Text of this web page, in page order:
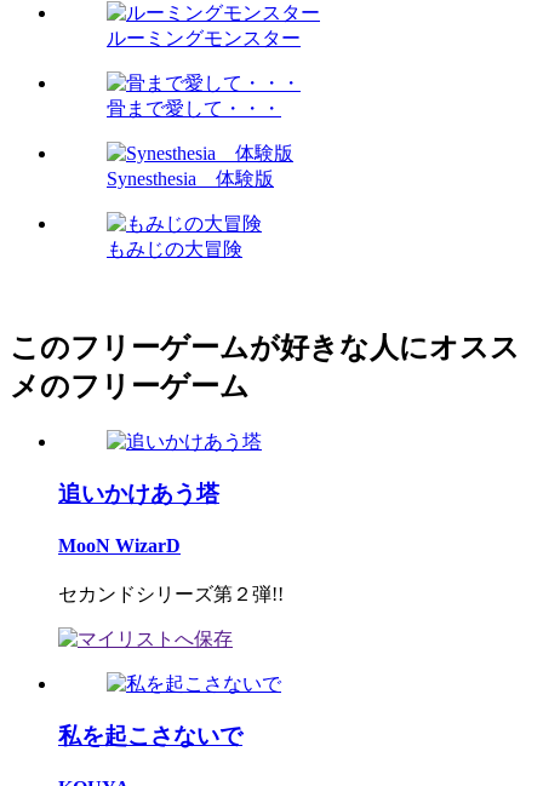
ルーミングモンスター
骨まで愛して・・・
Synesthesia 体験版
もみじの大冒険
このフリーゲームが好きな人にオスス
メのフリーゲーム
追いかけあう塔
MooN WizarD
セカンドシリーズ第２弾!!
私を起こさないで